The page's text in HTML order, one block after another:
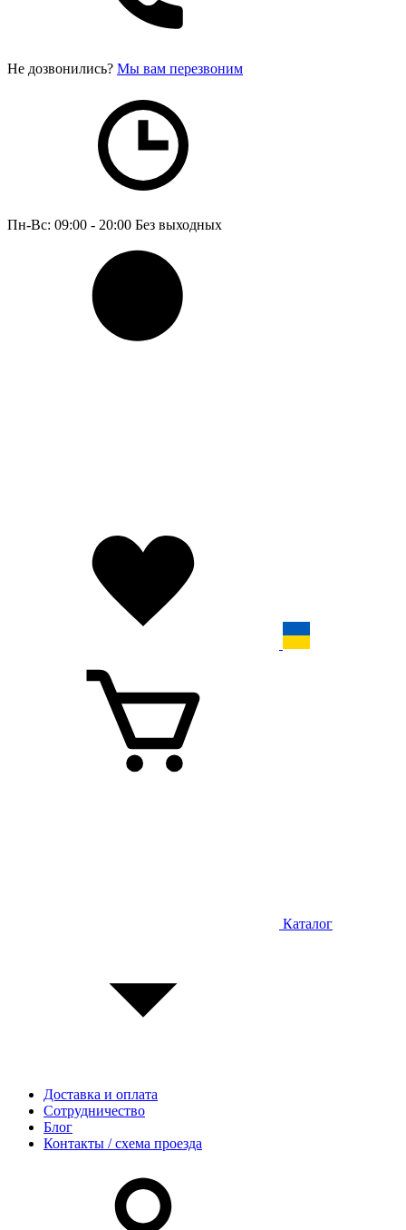
Не дозвонились? Мы вам перезвоним
Пн-Вс: 09:00 - 20:00 Без выходных
Каталог
Доставка и оплата
Сотрудничество
Блог
Контакты / схема проезда